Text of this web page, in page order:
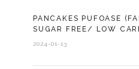
PANCAKES PUFOASE
SUGAR FREE/ LOW
2024-01-13